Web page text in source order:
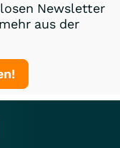
Newsletter
aus der